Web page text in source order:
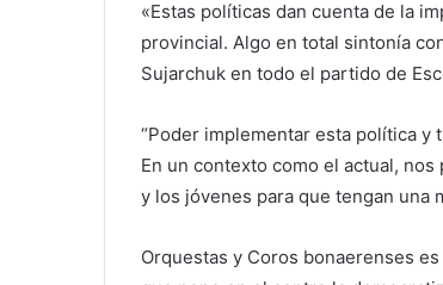
«Estas políticas dan cuenta de la
provincial. Algo en total sintonía
Sujarchuk en todo el partido de
“Poder implementar esta política y
En un contexto como el actual,
y los jóvenes para que tengan una
Orquestas y Coros bonaerenses